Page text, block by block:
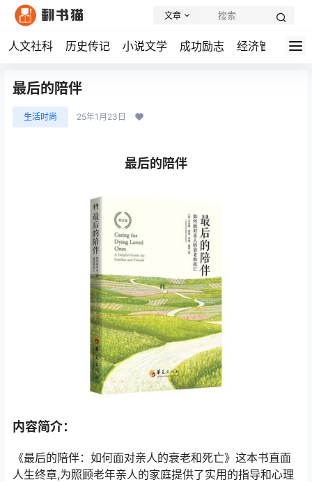
人文社科 历史传记 小说文学 成功励志 经济管理 学
文章
最后的陪伴
生活时尚 25年1月23日
最后的陪伴
内容简介：
《最后的陪伴：如何面对亲人的衰老和死亡》这本书直面
人生终章,为照顾老年亲人的家庭提供了实用的指导和心理